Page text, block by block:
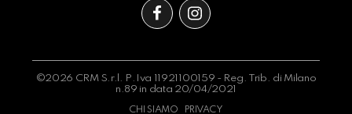
©2026 CRM S.r.l. P.Iva 11921100159 - Reg. Trib. di Milano
n.89 in data 20/04/2021
CHI SIAMO PRIVACY